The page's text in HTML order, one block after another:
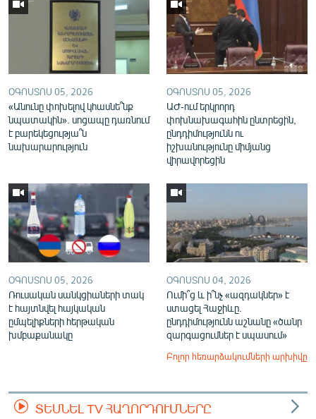
ՕԳՈՍՏՈՍ 05, 2026
«Անունը փոխելով կհասնե՞նք
նպատակին». սոցապը դառնում
է բարեկեցությա՞ն
նախարարություն
ՕԳՈՍՏՈՍ 05, 2026
ԱԺ-ում երկրորդ
փոխնախագահին ընտրեցին,
ընդդիմությունն ու
իշխանությունը միմյանց
վիրավորեցին
ՕԳՈՍՏՈՍ 05, 2026
Ռուսական սանկցիաների տակ
է հայտնվել հայկական
ըմպելիքների հերթական
խմբաքանակը
ՕԳՈՍՏՈՍ 04, 2026
Ումի՞ց և ի՞նչ «ազդակներ» է
ստացել Հաջիևը.
ընդդիմությունն աշնանը «ծանր
զարգացումներ է սպասում»
Բոլոր հեռարձակումների արխիվը
ՏԵՍՆԵԼ TV ՀԱՂՈՐԴՈՒՄՆԵՐԸ